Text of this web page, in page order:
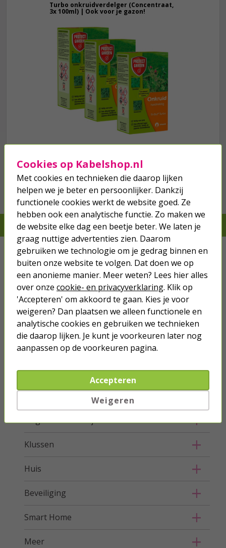
Turbo onkruidverdelger (Concentraat,
3x 100ml) | Ook voor je gazon!
Bestel mee
Je verwacht het niet, we hebben het wel
Kabels
Netwerk
Stroom
Telefoon & Tablet
Verlichting
Hang- en sluitwerk
Ongedierte bestrijden
Klussen
Huis
Beveiliging
Smart Home
Meer
Cookies op Kabelshop.nl
Met cookies en technieken die daarop lijken
helpen we je beter en persoonlijker. Dankzij
functionele cookies werkt de website goed. Ze
hebben ook een analytische functie. Zo maken we
de website elke dag een beetje beter. We laten je
graag nuttige advertenties zien. Daarom
gebruiken we technologie om je gedrag binnen en
buiten onze website te volgen. Dat doen we op
een anonieme manier. Meer weten? Lees hier alles
over onze cookie- en privacyverklaring. Klik op
'Accepteren' om akkoord te gaan. Kies je voor
weigeren? Dan plaatsen we alleen functionele en
analytische cookies en gebruiken we technieken
die daarop lijken. Je kunt je voorkeuren later nog
aanpassen op de voorkeuren pagina.
Accepteren
Weigeren